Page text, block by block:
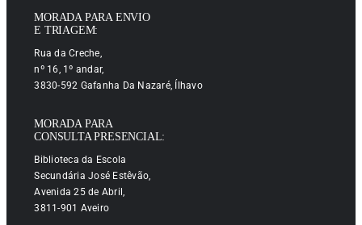
MORADA PARA ENVIO
E TRIAGEM:
Rua da Creche,
nº 16, 1º andar,
3830-592 Gafanha Da Nazaré, Ílhavo
MORADA PARA
CONSULTA PRESENCIAL:
Biblioteca da Escola
Secundária José Estêvão,
Avenida 25 de Abril,
3811-901 Aveiro